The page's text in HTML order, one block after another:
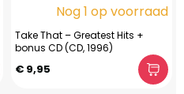
Nog 1 op voorraad
Take That ‎– Greatest Hits +
bonus CD (CD, 1996)
€ 9,95